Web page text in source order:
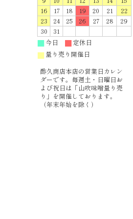
16
17 18 19 20 21
22
23
24 25 26 27 28
29
30
31
■今日 ■定休日
■量り売り開催日
酢久商店本店の営業日カレン
ダーです。毎週土・日曜日お
よび祝日は「山吹味噌量り売
り」を開催しております。
（年末年始を除く）